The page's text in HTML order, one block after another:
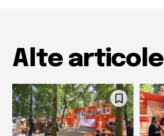
Alte articole